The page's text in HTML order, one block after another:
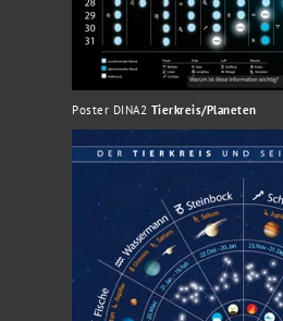
Poster DINA2 Tierkreis/Planeten